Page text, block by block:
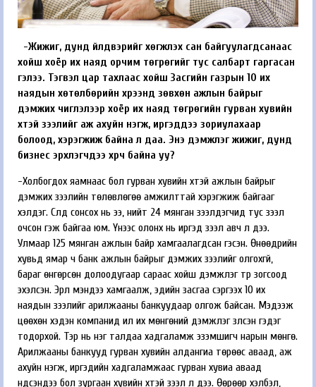
-Жижиг, дунд үйлд­вэрийг хөгжүүлэх сан байгуулагдсанаас
хойш хоёр их наяд орчим төгрөгийг тус салбарт гаргасан
гэлээ. Тэгвэл цар тахлаас хойш Засгийн газрын 10 их
наядын хөтөлбөрийн хүрээнд зөвхөн ажлын байрыг
дэмжих чиглэлээр хоёр их наяд төгрөгийн гурван хувийн
хүүтэй зээлийг аж ахуйн нэгж, иргэддээ зориулахаар
болоод, хэрэгжиж байна л даа. Энэ дэмжлэг жижиг, дунд
бизнес эрхлэгчдээ хүрч байна уу?
-Холбогдох яамнаас бол гурван хувийн хүүтэй ажлын байрыг
дэмжих зээлийн төлөвлөгөө амжилттай хэрэгжиж байгааг
хэлдэг. Сүүлд сонсох нь ээ, нийт 24 мянган зээлдэгчид тус зээл
очсон гэж байгаа юм. Үүнээс олонх нь иргэд зээл авч л дээ.
Улмаар 125 мянган ажлын байр хамгаалагдсан гэсэн. Өнөөдрийн
хувьд ямар ч банк ажлын байрыг дэмжих зээлийг олгохгүй,
бараг өнгөрсөн долоодугаар сараас хойш дэмжлэг түр зогсоод
эхэлсэн. Эрүүл мэндээ хамгаалж, эдийн засгаа сэргээх 10 их
наядын зээлийг арилжааны банкуудаар олгож байсан. Мэдээж
цөөхөн хэдэн компанид илүү их мөнгөний дэмжлэг үзүүлсэн гэдэг
тодорхой. Тэр нь нэг талдаа хадгаламж эзэмшигч нарын мөнгө.
Арилжааны банкууд гурван хувийн алдангиа төрөөс аваад, аж
ахуйн нэгж, иргэдийн хадгаламжаас гурван хувиа аваад
үндсэндээ бол зургаан хувийн хүүтэй зээл л дээ. Өөрөөр хэлбэл,